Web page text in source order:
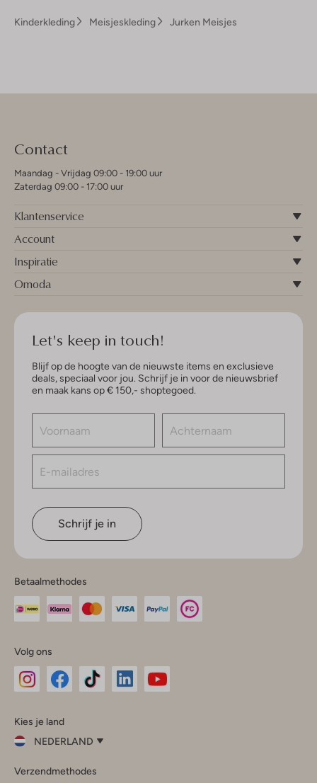
Kinderkleding Meisjeskleding Jurken Meisjes
Contact
Maandag - Vrijdag 09:00 - 19:00 uur
Zaterdag 09:00 - 17:00 uur
Klantenservice
Account
Inspiratie
Omoda
Let's keep in touch!
Blijf op de hoogte van de nieuwste items en exclusieve
deals, speciaal voor jou. Schrijf je in voor de nieuwsbrief
en maak kans op € 150,- shoptegoed.
Schrijf je in
Betaalmethodes
Volg ons
InstagramFacebook
Kies je land
NEDERLAND
je
Verzendmethodes